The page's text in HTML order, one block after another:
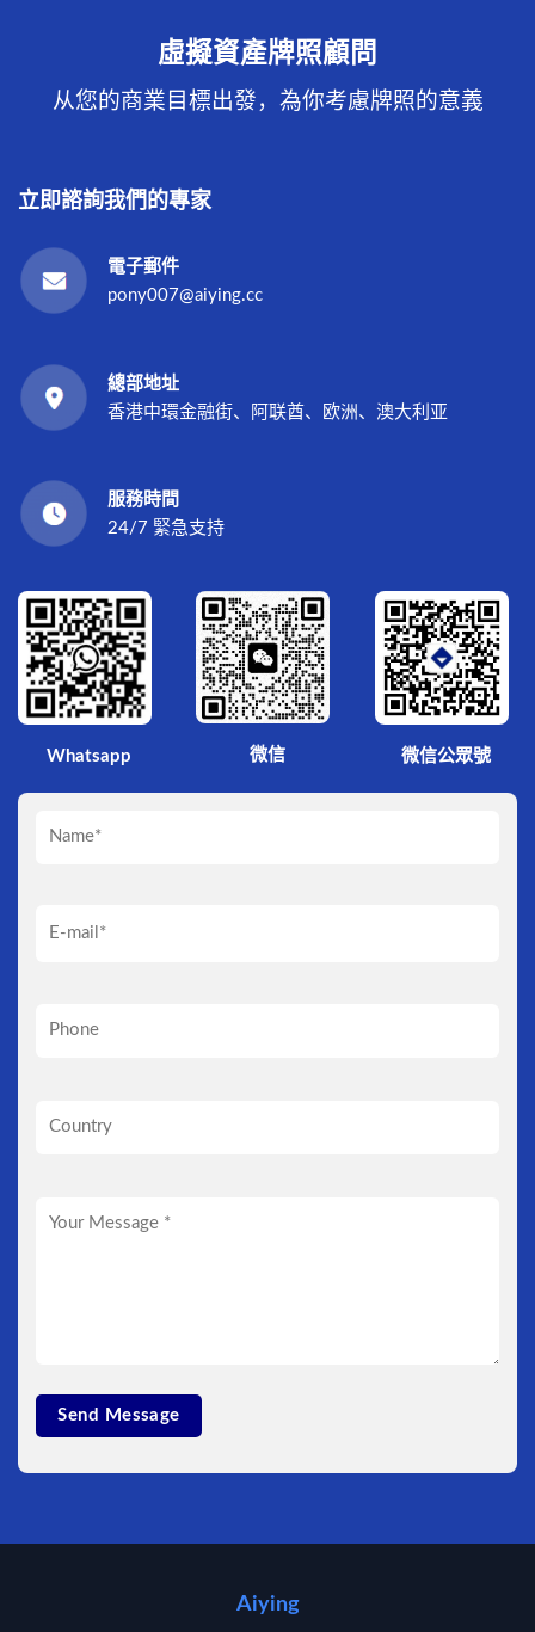
虛擬資產牌照顧問
从您的商業目標出發，為你考慮牌照的意義
立即諮詢我們的專家
電子郵件
pony007@aiying.cc
總部地址
香港中環金融街、阿联酋、欧洲、澳大利亚
服務時間
24/7 緊急支持
Whatsapp 微信 微信公眾號
Aiying